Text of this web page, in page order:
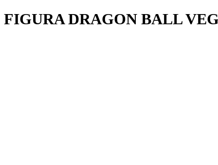
FIGURA DRAGON BALL